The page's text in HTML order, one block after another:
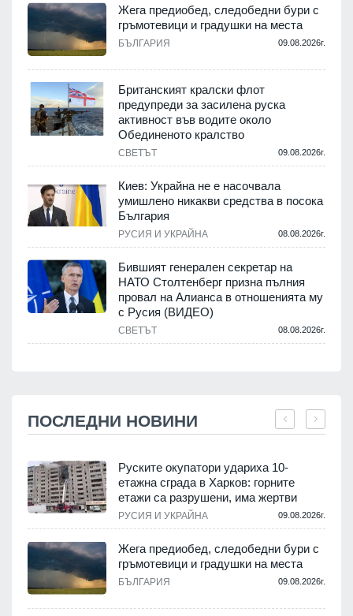
Жега предиобед, следобедни бури с
гръмотевици и градушки на места
БЪЛГАРИЯ 09.08.2026г.
Британският кралски флот
предупреди за засилена руска
активност във водите около
Обединеното кралство
СВЕТЪТ 09.08.2026г.
Киев: Украйна не е насочвала
умишлено никакви средства в посока
България
РУСИЯ И УКРАЙНА 08.08.2026г.
Бившият генерален секретар на
НАТО Столтенберг призна пълния
провал на Алианса в отношенията му
с Русия (ВИДЕО)
СВЕТЪТ 08.08.2026г.
ПОСЛЕДНИ НОВИНИ
Руските окупатори удариха 10-
етажна сграда в Харков: горните
етажи са разрушени, има жертви
РУСИЯ И УКРАЙНА 09.08.2026г.
Жега предиобед, следобедни бури с
гръмотевици и градушки на места
БЪЛГАРИЯ 09.08.2026г.